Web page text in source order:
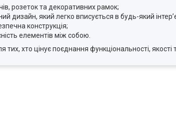
розеток та декоративних рамок;
дизайн, який легко вписується в будь-який
конструкція;
елементів між собою.
тих, хто цінує поєднання функціональності, якості